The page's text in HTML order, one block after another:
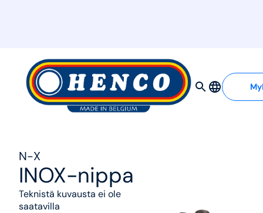
N-X
INOX-nippa
Teknistä kuvausta ei ole
saatavilla